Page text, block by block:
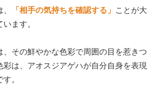
「相手の気持ちを確認する」 ことが大
ます。
、その鮮やかな色彩で周囲の目を惹きつ
彩は、アオスジアゲハが自分自身を表現
。